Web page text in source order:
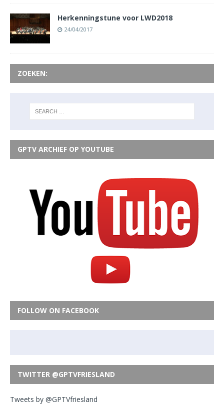
Herkenningstune voor LWD2018
24/04/2017
ZOEKEN:
GPTV ARCHIEF OP YOUTUBE
FOLLOW ON FACEBOOK
TWITTER @GPTVFRIESLAND
Tweets by @GPTVfriesland